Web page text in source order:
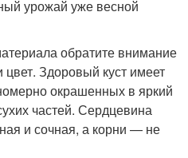
урожай уже весной
обратите внимание
цвет. Здоровый куст имеет
окрашенных в яркий
частей. Сердцевина
и сочная, а корни — не